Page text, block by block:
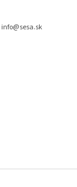
info@sesa.sk